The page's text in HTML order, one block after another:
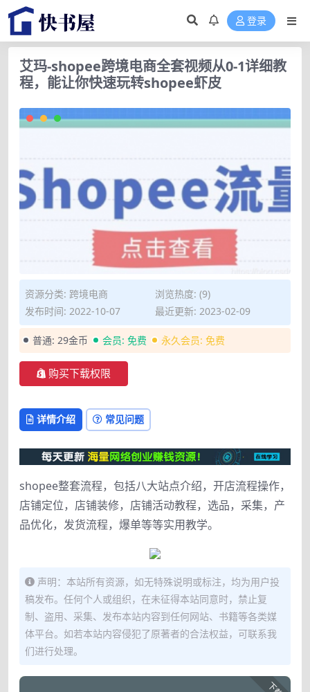
登录
艾玛-shopee跨境电商全套视频从0-1详细教
程，能让你快速玩转shopee虾皮
资源分类: 跨境电商
浏览热度: (9)
发布时间: 2022-10-07
最近更新: 2023-02-09
普通: 29金币 会员: 免费 永久会员: 免费
购买下载权限
详情介绍 常见问题
shopee整套流程，包括八大站点介绍，开店流程操作，
店铺定位，店铺装修，店铺活动教程，选品，采集，产
品优化，发货流程，爆单等等实用教学。
声明：本站所有资源，如无特殊说明或标注，均为用户投
稿发布。任何个人或组织，在未征得本站同意时，禁止复
制、盗用、采集、发布本站内容到任何网站、书籍等各类媒
体平台。如若本站内容侵犯了原著者的合法权益，可联系我
们进行处理。